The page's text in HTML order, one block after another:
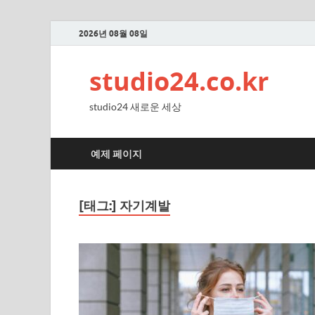
2026년 08월 08일
studio24.co.kr
studio24 새로운 세상
예제 페이지
[태그:] 자기계발